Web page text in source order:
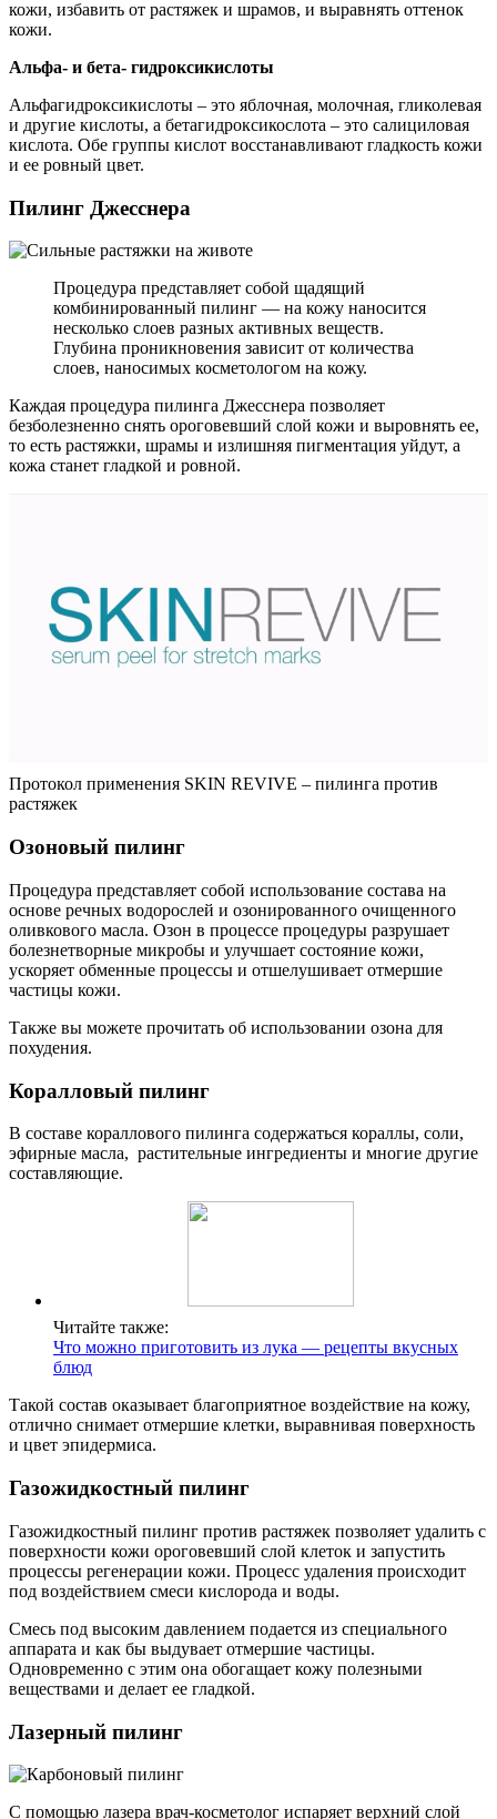
кожи, избавить от растяжек и шрамов, и выравнять оттенок
кожи.
Альфа- и бета- гидроксикислоты
Альфагидроксикислоты – это яблочная, молочная, гликолевая
и другие кислоты, а бетагидроксикослота – это салициловая
кислота. Обе группы кислот восстанавливают гладкость кожи
и ее ровный цвет.
Пилинг Джесснера
Процедура представляет собой щадящий
комбинированный пилинг — на кожу наносится
несколько слоев разных активных веществ.
Глубина проникновения зависит от количества
слоев, наносимых косметологом на кожу.
Каждая процедура пилинга Джесснера позволяет
безболезненно снять ороговевший слой кожи и выровнять ее,
то есть растяжки, шрамы и излишняя пигментация уйдут, а
кожа станет гладкой и ровной.
Протокол применения SKIN REVIVE – пилинга против
растяжек
Озоновый пилинг
Процедура представляет собой использование состава на
основе речных водорослей и озонированного очищенного
оливкового масла. Озон в процессе процедуры разрушает
болезнетворные микробы и улучшает состояние кожи,
ускоряет обменные процессы и отшелушивает отмершие
частицы кожи.
Также вы можете прочитать об использовании озона для
похудения.
Коралловый пилинг
В составе кораллового пилинга содержаться кораллы, соли,
эфирные масла, растительные ингредиенты и многие другие
составляющие.
Читайте также:
Что можно приготовить из лука — рецепты вкусных
блюд
Такой состав оказывает благоприятное воздействие на кожу,
отлично снимает отмершие клетки, выравнивая поверхность
и цвет эпидермиса.
Газожидкостный пилинг
Газожидкостный пилинг против растяжек позволяет удалить с
поверхности кожи ороговевший слой клеток и запустить
процессы регенерации кожи. Процесс удаления происходит
под воздействием смеси кислорода и воды.
Смесь под высоким давлением подается из специального
аппарата и как бы выдувает отмершие частицы.
Одновременно с этим она обогащает кожу полезными
веществами и делает ее гладкой.
Лазерный пилинг
С помощью лазера врач-косметолог испаряет верхний слой